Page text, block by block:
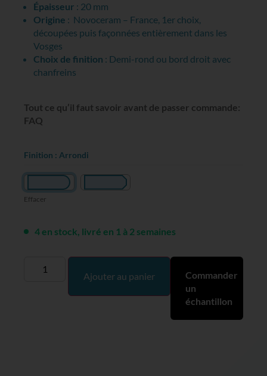
Épaisseur : 20 mm
Origine : Novoceram – France, 1er choix,
découpées puis façonnées entièrement dans les
Vosges
Choix de finition : Demi-rond ou bord droit avec
chanfreins
Tout ce qu’il faut savoir avant de passer commande:
FAQ
Finition : Arrondi
Effacer
4 en stock, livré en 1 à 2 semaines
Ajouter au panier
Commander
un
échantillon